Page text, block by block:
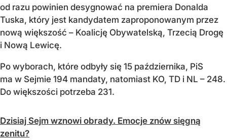
od razu powinien desygnować na premiera Donalda
Tuska, który jest kandydatem zaproponowanym przez
nową większość – Koalicję Obywatelską, Trzecią Drogę
i Nową Lewicę.
Po wyborach, które odbyły się 15 października, PiS
ma w Sejmie 194 mandaty, natomiast KO, TD i NL – 248.
Do większości potrzeba 231.
Dzisiaj Sejm wznowi obrady. Emocje znów sięgną
zenitu?